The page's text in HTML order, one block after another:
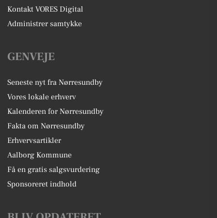
Kontakt VORES Digital
Administrer samtykke
GENVEJE
Seneste nyt fra Nørresundby
Vores lokale erhverv
Kalenderen for Nørresundby
Fakta om Nørresundby
Erhvervsartikler
Aalborg Kommune
Få en gratis salgsvurdering
Sponsoreret indhold